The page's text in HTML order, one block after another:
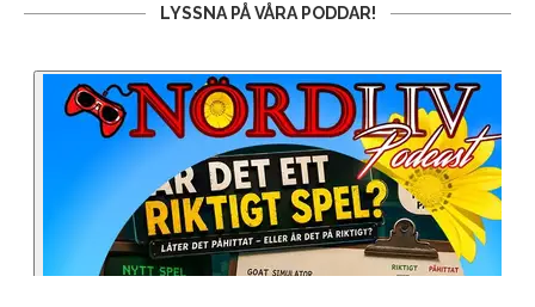
LYSSNA PÅ VÅRA PODDAR!